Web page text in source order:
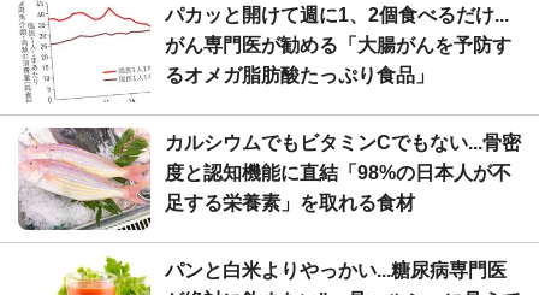
パカッと開けて週に1、2個食べるだけ...
がん専門医が勧める「大腸がんを予防す
るオメガ脂肪酸たっぷり食品」
カルシウムでもビタミンCでもない...骨密
度と認知機能に直結「98%の日本人が不
足する栄養素」を取れる食材
パンと白米よりやっかい...糖尿病専門医